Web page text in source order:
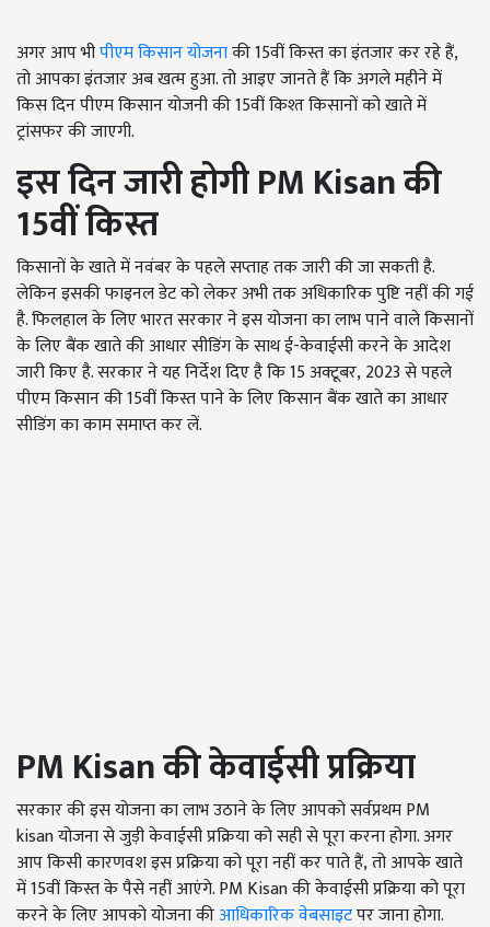
अगर आप भीपीएम किसान योजनाकी 15वीं किस्त का इंतजार कर रहे हैं,
तो आपका इंतजार अब खत्म हुआ. तो आइए जानते हैं कि अगले महीने में
किस दिन पीएम किसान योजनी की 15वीं किश्त किसानों को खाते में
ट्रांसफर की जाएगी.
इस दिन जारी होगीPM Kisanकी
15वीं किस्त
किसानों के खाते में नवंबर के पहले सप्ताह तक जारी की जा सकती है.
लेकिन इसकी फाइनल डेट को लेकर अभी तक अधिकारिक पुष्टि नहीं की गई
है. फिलहाल के लिए भारत सरकार ने इस योजना का लाभ पाने वाले किसानों
के लिए बैंक खाते की आधार सीडिंग के साथ ई-केवाईसी करने के आदेश
जारी किए है. सरकार ने यह निर्देश दिए है कि 15 अक्टूबर, 2023 से पहले
पीएम किसान की 15वीं किस्त पाने के लिए किसान बैंक खाते का आधार
सीडिंग का काम समाप्त कर लें.
PM Kisanकीकेवाईसी प्रक्रिया
सरकार की इस योजना का लाभ उठाने के लिए आपको सर्वप्रथम PM
kisan योजना से जुड़ी केवाईसी प्रक्रिया को सही से पूरा करना होगा. अगर
आप किसी कारणवश इस प्रक्रिया को पूरा नहीं कर पाते हैं, तो आपके खाते
में 15वीं किस्त के पैसे नहीं आएंगे. PM Kisan की केवाईसी प्रक्रिया को पूरा
करने के लिए आपको योजना कीआधिकारिक वेबसाइटपर जाना होगा.